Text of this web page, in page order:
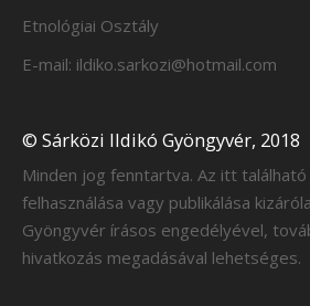
Etnológiai Osztály
E-mail: ildiko.sarkozi@hotmail.com
© Sárközi Ildikó Gyöngyvér, 2018
Minden jog fenntartva. Az itt
felhasználása vagy publikálása
Gyöngyvér írásos engedélyével,
hivatkozás megadásával lehetséges.